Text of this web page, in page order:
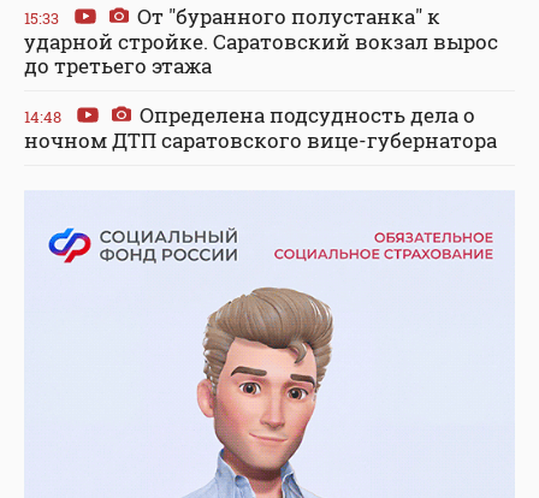
15:33
От "буранного полустанка" к
ударной стройке. Саратовский вокзал вырос
до третьего этажа
14:48
Определена подсудность дела о
ночном ДТП саратовского вице-губернатора